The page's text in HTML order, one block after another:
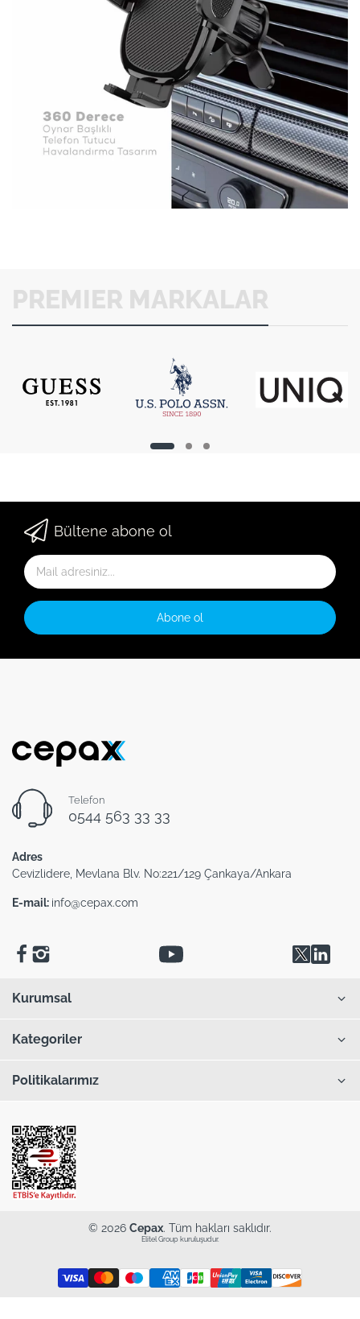
PREMIER MARKALAR
Bültene abone ol
Abone ol
Telefon
0544 563 33 33
Adres
Cevizlidere, Mevlana Blv. No:221/129 Çankaya/Ankara
E-mail: info@cepax.com
Kurumsal
Kategoriler
Politikalarımız
© 2026 Cepax. Tüm hakları saklıdır.
Elitel Group kuruluşudur.